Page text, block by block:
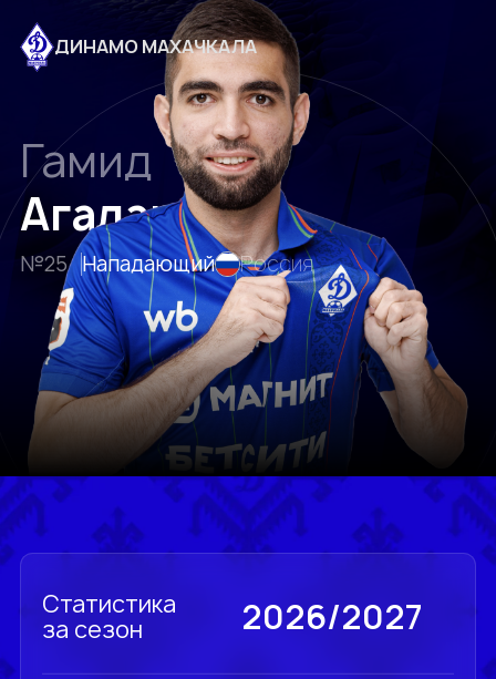
ДИНАМО МАХАЧКАЛА
Гамид
Агаларов
№25 Нападающий Россия
Статистика
за сезон
2026/2027